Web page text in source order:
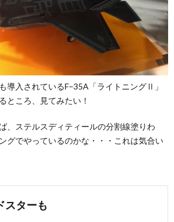
導入されているF−35A「ライトニングⅡ」
ところ、見てみたい！
、ステルスディティールの分割線塗りわ
グでやっているのかな・・・これは気合い
スターも